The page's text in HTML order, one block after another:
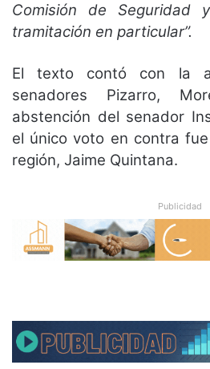
Comisión de Seguridad
tramitación en particular”.
El texto contó con la
senadores Pizarro,
abstención del senador
el único voto en contra
región, Jaime Quintana.
Publicidad